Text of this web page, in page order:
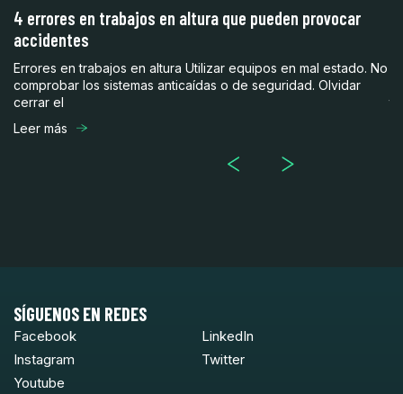
4 errores en trabajos en altura que pueden provocar
accidentes
Errores en trabajos en altura Utilizar equipos en mal estado. No
comprobar los sistemas anticaídas o de seguridad. Olvidar
cerrar el
Leer más
SÍGUENOS EN REDES
Facebook
LinkedIn
Instagram
Twitter
Youtube